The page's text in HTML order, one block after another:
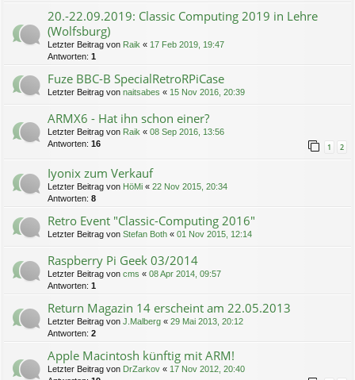
20.-22.09.2019: Classic Computing 2019 in Lehre
(Wolfsburg)
Letzter Beitrag von Raik « 17 Feb 2019, 19:47
Antworten: 1
Fuze BBC-B SpecialRetroRPiCase
Letzter Beitrag von naitsabes « 15 Nov 2016, 20:39
ARMX6 - Hat ihn schon einer?
Letzter Beitrag von Raik « 08 Sep 2016, 13:56
Antworten: 16 1 2
Iyonix zum Verkauf
Letzter Beitrag von HöMi « 22 Nov 2015, 20:34
Antworten: 8
Retro Event "Classic-Computing 2016"
Letzter Beitrag von Stefan Both « 01 Nov 2015, 12:14
Raspberry Pi Geek 03/2014
Letzter Beitrag von cms « 08 Apr 2014, 09:57
Antworten: 1
Return Magazin 14 erscheint am 22.05.2013
Letzter Beitrag von J.Malberg « 29 Mai 2013, 20:12
Antworten: 2
Apple Macintosh künftig mit ARM!
Letzter Beitrag von DrZarkov « 17 Nov 2012, 20:40